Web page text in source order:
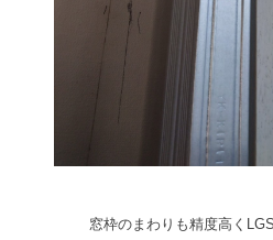
窓枠のまわりも精度高く